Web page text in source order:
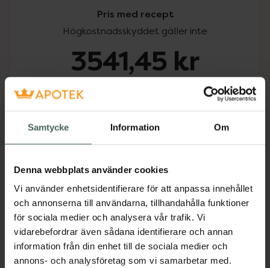
Samtycke Information Om
Denna webbplats använder cookies
Vi använder enhetsidentifierare för att anpassa innehållet
och annonserna till användarna, tillhandahålla funktioner
för sociala medier och analysera vår trafik. Vi
vidarebefordrar även sådana identifierare och annan
information från din enhet till de sociala medier och
annons- och analysföretag som vi samarbetar med.
Pris med recept
Högkostnadsskyddet gäller inte
3541,45 kr
Köp via ditt recept
Beskrivning Dölj
Läs alltid bipacksedeln innan
användning.